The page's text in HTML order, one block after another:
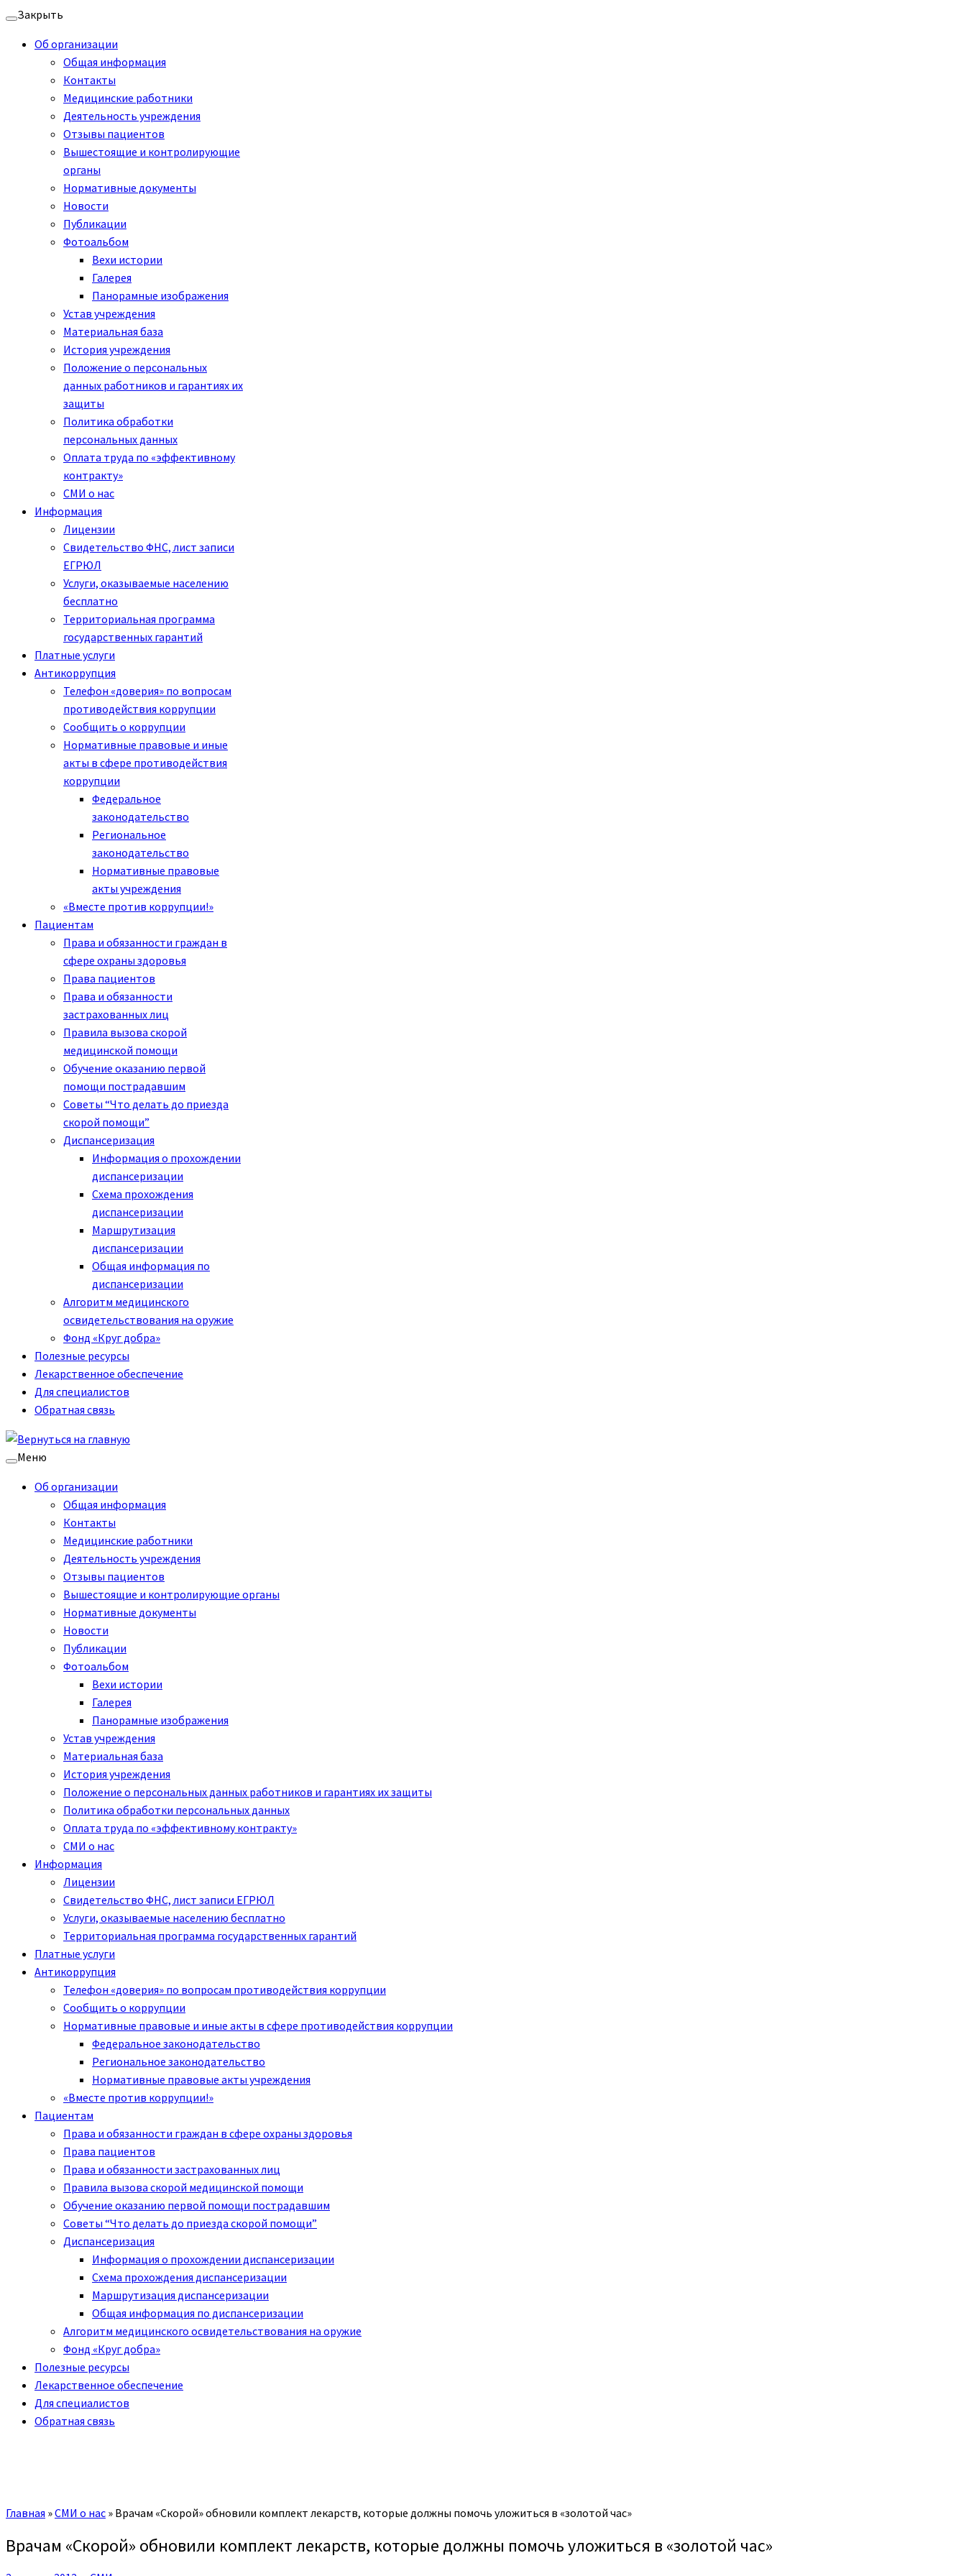
Перейти
содержимому
Закрыть
Об организации
Общая информация
Контакты
Медицинские работники
Деятельность учреждения
Отзывы пациентов
Вышестоящие и контролирующие
органы
Нормативные документы
Новости
Публикации
Фотоальбом
Вехи истории
Галерея
Панорамные изображения
Устав учреждения
Материальная база
История учреждения
Положение о персональных
данных работников и гарантиях их
защиты
Политика обработки
персональных данных
Оплата труда по «эффективному
контракту»
СМИ о нас
Информация
Лицензии
Свидетельство ФНС, лист записи
ЕГРЮЛ
Услуги, оказываемые населению
бесплатно
Территориальная программа
государственных гарантий
Платные услуги
Антикоррупция
Телефон «доверия» по вопросам
противодействия коррупции
Сообщить о коррупции
Нормативные правовые и иные
акты в сфере противодействия
коррупции
Федеральное
законодательство
Региональное
законодательство
Нормативные правовые
акты учреждения
«Вместе против коррупции!»
Пациентам
Права и обязанности граждан в
сфере охраны здоровья
Права пациентов
Права и обязанности
застрахованных лиц
Правила вызова скорой
медицинской помощи
Обучение оказанию первой
помощи пострадавшим
Советы “Что делать до приезда
скорой помощи”
Диспансеризация
Информация о прохождении
диспансеризации
Схема прохождения
диспансеризации
Маршрутизация
диспансеризации
Общая информация по
диспансеризации
Алгоритм медицинского
освидетельствования на оружие
Фонд «Круг добра»
Полезные ресурсы
Лекарственное обеспечение
Для специалистов
Обратная связь
Меню
Об организации
Общая информация
Контакты
Медицинские работники
Деятельность учреждения
Отзывы пациентов
Вышестоящие и контролирующие органы
Нормативные документы
Новости
Публикации
Фотоальбом
Вехи истории
Галерея
Панорамные изображения
Устав учреждения
Материальная база
История учреждения
Положение о персональных данных работников и гарантиях их защиты
Политика обработки персональных данных
Оплата труда по «эффективному контракту»
СМИ о нас
Информация
Лицензии
Свидетельство ФНС, лист записи ЕГРЮЛ
Услуги, оказываемые населению бесплатно
Территориальная программа государственных гарантий
Платные услуги
Антикоррупция
Телефон «доверия» по вопросам противодействия коррупции
Сообщить о коррупции
Нормативные правовые и иные акты в сфере противодействия коррупции
Федеральное законодательство
Региональное законодательство
Нормативные правовые акты учреждения
«Вместе против коррупции!»
Пациентам
Права и обязанности граждан в сфере охраны здоровья
Права пациентов
Права и обязанности застрахованных лиц
Правила вызова скорой медицинской помощи
Обучение оказанию первой помощи пострадавшим
Советы “Что делать до приезда скорой помощи”
Диспансеризация
Информация о прохождении диспансеризации
Схема прохождения диспансеризации
Маршрутизация диспансеризации
Общая информация по диспансеризации
Алгоритм медицинского освидетельствования на оружие
Фонд «Круг добра»
Полезные ресурсы
Лекарственное обеспечение
Для специалистов
Обратная связь
Главная »СМИ о нас » Врачам «Скорой» обновили комплект лекарств, которые должны помочь уложиться в «золотой час»
Врачам «Скорой» обновили комплект лекарств, которые должны помочь уложиться в «золотой час»